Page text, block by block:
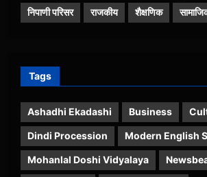
निपाणी परिसर राजकीय शैक्षणिक
Tags
Ashadhi Ekadashi Business
Dindi Procession Modern English
Mohanlal Doshi Vidyalaya